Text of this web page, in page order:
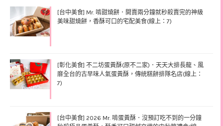
[台中美食] Mr. 啃甜燒餅．開賣兩分鐘就秒殺賣完的神級
美味甜燒餅，香酥可口的宅配美食(線上：7)
[彰化美食] 不二坊蛋黃酥(原不二家)．天天大排長龍、風
靡全台的古早味人氣蛋黃酥，傳統糕餅排隊名店(線上：
7)
[台中美食] 2026 Mr. 啃蛋黃酥．沒預訂吃不到的一分鐘